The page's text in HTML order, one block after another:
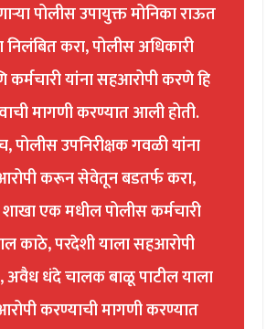
पोलीस उपायुक्त मोनिका राऊत
निलंबित करा, पोलीस अधिकारी
यांना सहआरोपी करणे हि
मागणी करण्यात आली होती.
पोलीस उपनिरीक्षक गवळी यांना
करून सेवेतून बडतर्फ करा,
एक मधील पोलीस कर्मचारी
काठे, परदेशी याला सहआरोपी
अवैध धंदे चालक बाळू पाटील याला
करण्याची मागणी करण्यात